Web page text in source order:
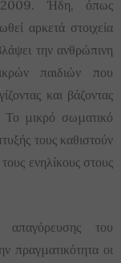
2009. Ήδη, όπως
αρκετά στοιχεία
την ανθρώπινη
παιδιών που
και βάζοντας
μικρό σωματικό
τους καθιστούν
ενηλίκους στους
του
πραγματικότητα οι